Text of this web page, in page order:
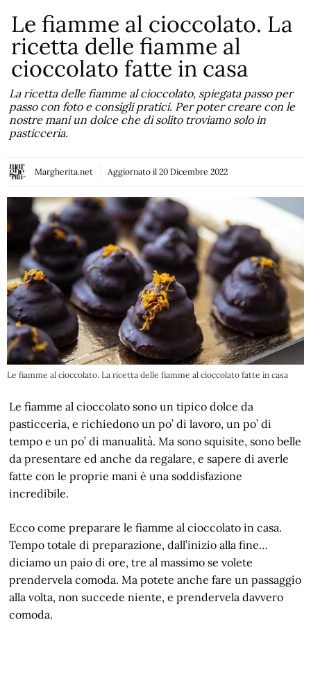
Le fiamme al cioccolato. La
ricetta delle fiamme al
cioccolato fatte in casa
La ricetta delle fiamme al cioccolato, spiegata passo per
passo con foto e consigli pratici. Per poter creare con le
nostre mani un dolce che di solito troviamo solo in
pasticceria.
Margherita.net Aggiornato il 20 Dicembre 2022
Le fiamme al cioccolato. La ricetta delle fiamme al cioccolato fatte in casa
Le fiamme al cioccolato sono un tipico dolce da
pasticceria, e richiedono un po’ di lavoro, un po’ di
tempo e un po’ di manualità. Ma sono squisite, sono belle
da presentare ed anche da regalare, e sapere di averle
fatte con le proprie mani è una soddisfazione
incredibile.
Ecco come preparare le fiamme al cioccolato in casa.
Tempo totale di preparazione, dall’inizio alla fine…
diciamo un paio di ore, tre al massimo se volete
prendervela comoda. Ma potete anche fare un passaggio
alla volta, non succede niente, e prendervela davvero
comoda.